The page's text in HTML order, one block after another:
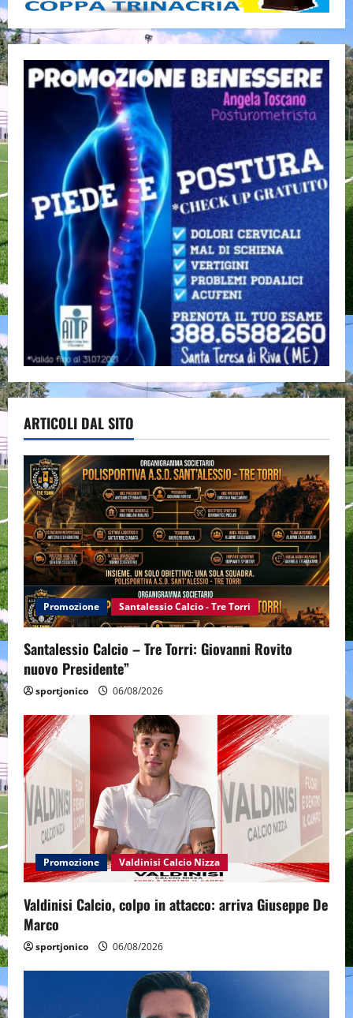
ARTICOLI DAL SITO
Promozione Santalessio Calcio - Tre Torri
Santalessio Calcio – Tre Torri: Giovanni Rovito
nuovo Presidente”
sportjonico 06/08/2026
Promozione Valdinisi Calcio Nizza
Valdinisi Calcio, colpo in attacco: arriva Giuseppe De
Marco
sportjonico 06/08/2026